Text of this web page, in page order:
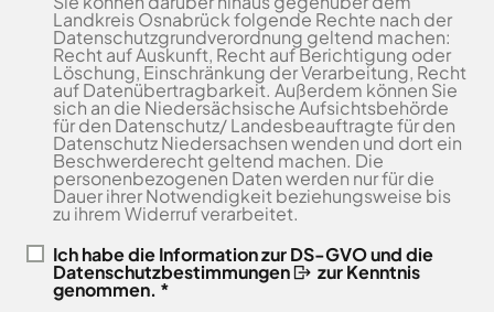
Landkreis Osnabrück folgende Rechte nach der
Datenschutzgrundverordnung geltend machen:
Recht auf Auskunft, Recht auf Berichtigung oder
Löschung, Einschränkung der Verarbeitung, Recht
auf Datenübertragbarkeit. Außerdem können Sie
sich an die Niedersächsische Aufsichtsbehörde
für den Datenschutz/ Landesbeauftragte für den
Datenschutz Niedersachsen wenden und dort ein
Beschwerderecht geltend machen. Die
personenbezogenen Daten werden nur für die
Dauer ihrer Notwendigkeit beziehungsweise bis
zu ihrem Widerruf verarbeitet.
Ich habe dieInformation zur DS-GVO und die
Datenschutzbestimmungen zur Kenntnis
genommen. *
Landkreises
Osnabrück
Niedersächsische
Landgesellschaft
Osnabrücker
Land
Entwicklungsgesellschaft
Planungsgesellschaft
Nahverkehr
Osnabrück
Stiftung
Lauter
Uhr
Freitag 8.00
-
12.00
Uhr
Samstag
9.30 - 11.30 Uhr
(nur
Zulassungsstelle!)
Außenstellen
der
Kreisverwaltung
Artland
Bad
Essen
Bad
Iburg
Bad
Laer
Bad
Rothenfelde
Belm
Bersenbrück